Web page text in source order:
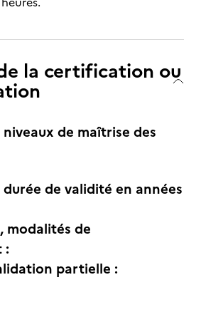
la certification ou
de maîtrise des
durée de validité en années
modalités de
:
partielle :